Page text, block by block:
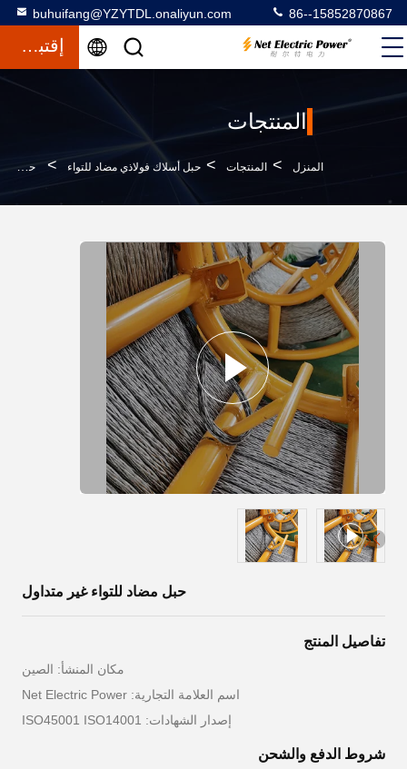
buhuifang@YZYTDL.onaliyun.com 86--15852870867
إقتباس
المنتجات
المنزل > المنتجات > حبل أسلاك فولاذي مضاد للتواء > حبل مضاد للتواء غير متداول
حبل مضاد للتواء غير متداول
تفاصيل المنتج
مكان المنشأ: الصين
اسم العلامة التجارية: Net Electric Power
إصدار الشهادات: ISO45001 ISO14001
شروط الدفع والشحن